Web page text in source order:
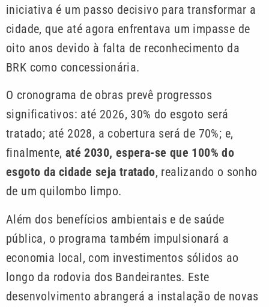
iniciativa é um passo decisivo para transformar a
cidade, que até agora enfrentava um impasse de
oito anos devido à falta de reconhecimento da
BRK como concessionária.
O cronograma de obras prevê progressos
significativos: até 2026, 30% do esgoto será
tratado; até 2028, a cobertura será de 70%; e,
finalmente, até 2030, espera-se que 100% do
esgoto da cidade seja tratado, realizando o sonho
de um quilombo limpo.
Além dos benefícios ambientais e de saúde
pública, o programa também impulsionará a
economia local, com investimentos sólidos ao
longo da rodovia dos Bandeirantes. Este
desenvolvimento abrangerá a instalação de novas